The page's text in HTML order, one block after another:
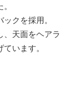
クを採用。
、天面をヘアラ
います。